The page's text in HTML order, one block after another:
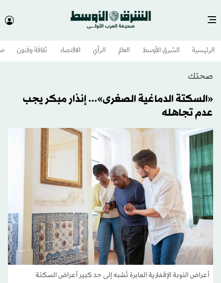
الرئيسية الشرق الأوسط​ العالم الرأي الاقتصاد ثقافة وفنون
صحتك
«السكتة الدماغية الصغرى»... إنذار مبكر يجب
عدم تجاهله
أعراض النوبة الإقفارية العابرة تُشبه إلى حد كبير أعراض السكتة